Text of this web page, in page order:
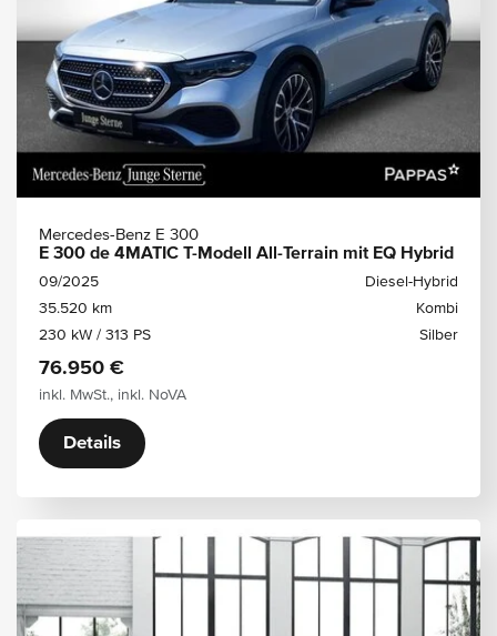
Mercedes-Benz E 300
E 300 de 4MATIC T-Modell All-Terrain mit EQ Hybrid
09/2025
Diesel-Hybrid
35.520 km
Kombi
230 kW / 313 PS
Silber
76.950 €
inkl. MwSt., inkl. NoVA
Details